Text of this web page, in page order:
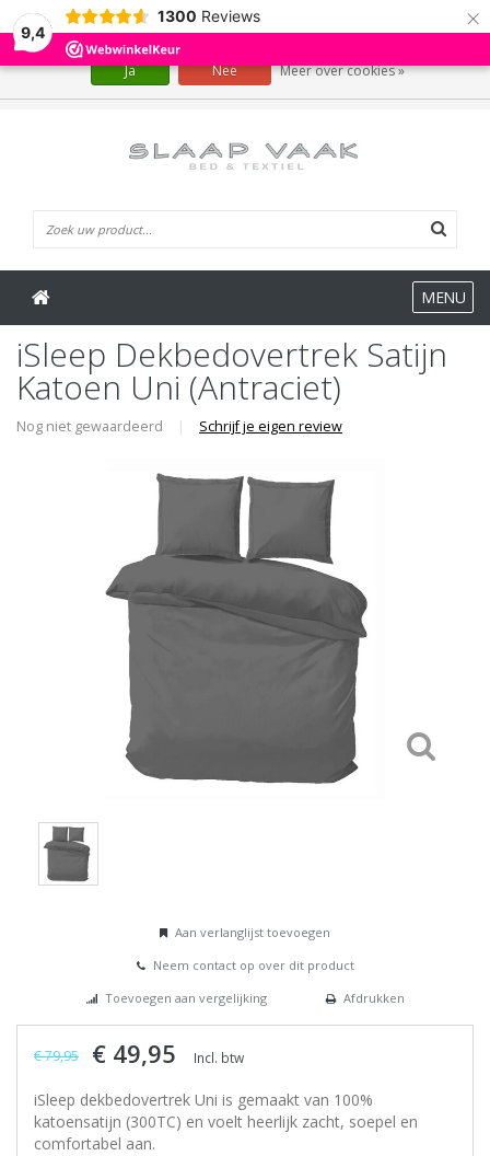
9,4
1300 Reviews ×
MENU
iSleep Dekbedovertrek Satijn
Katoen Uni (Antraciet)
Nog niet gewaardeerd | Schrijf je eigen review
Aan verlanglijst toevoegen
Neem contact op over dit product
Toevoegen aan vergelijking
Afdrukken
€ 79,95 € 49,95 Incl. btw
iSleep dekbedovertrek Uni is gemaakt van 100%
katoensatijn (300TC) en voelt heerlijk zacht, soepel en
comfortabel aan.
Wij slaan cookies op om onze website te verbeteren. Is dat akkoord?
Ja Nee Meer over cookies »